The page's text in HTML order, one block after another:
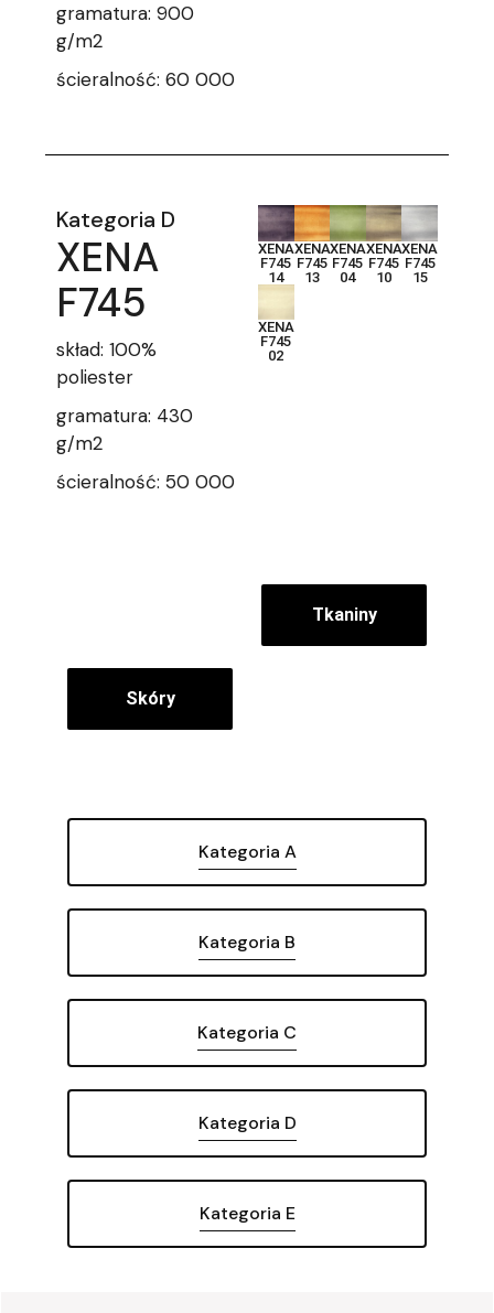
gramatura: 900
g/m2
ścieralność: 60 000
Kategoria D
XENA
F745
skład: 100%
poliester
gramatura: 430
g/m2
ścieralność: 50 000
XENA
F745
14
XENA
F745
13
XENA
F745
04
XENA
F745
10
XENA
F745
15
XENA
F745
02
Tkaniny
Skóry
Kategoria A
Kategoria B
Kategoria C
Kategoria D
Kategoria E